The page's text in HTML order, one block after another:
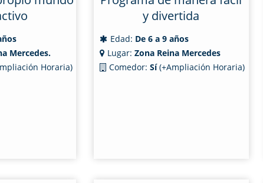
Mercedes.
Horaria)
y divertida
Edad: De 6 a 9 años
Lugar: Zona Reina Mercedes
Comedor: Sí(+Ampliación Horaria)